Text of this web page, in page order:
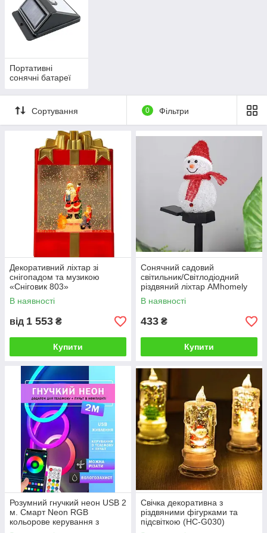
Портативні
сонячні батареї
Сортування 0 Фільтри
Декоративний ліхтар зі
снігопадом та музикою
«Сніговик 803»
В наявності
від 1 553 ₴
Купити
Сонячний садовий
світильник/Світлодіодний
різдвяний ліхтар AMhomely
В наявності
433 ₴
Купити
Розумний гнучкий неон USB 2
м. Смарт Neon RGB
кольорове керування з
Свічка декоративна з
різдвяними фігурками та
підсвіткою (HC-G030)